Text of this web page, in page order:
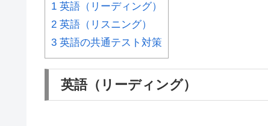
1 英語（リーディング）
2 英語（リスニング）
3 英語の共通テスト対策
英語（リーディング）